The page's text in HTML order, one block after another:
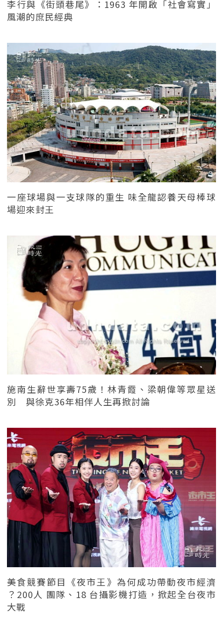
李行與《街頭巷尾》：1963 年開啟「社會寫實」
風潮的庶民經典
一座球場與一支球隊的重生 味全龍認養天母棒球
場迎來封王
施南生辭世享壽75歲！林青霞、梁朝偉等眾星送
別 與徐克36年相伴人生再掀討論
美食競賽節目《夜市王》為何成功帶動夜市經濟
？200人 團隊、18 台攝影機打造，掀起全台夜市
大戰